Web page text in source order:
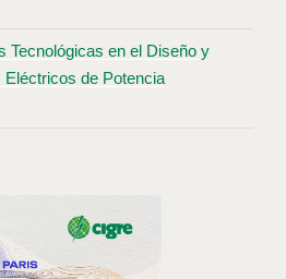
Tecnológicas en el Diseño y
de Potencia